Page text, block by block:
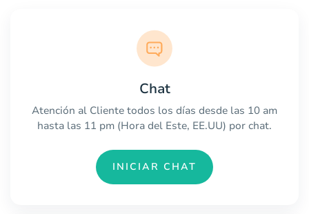
Chat
Atención al Cliente todos los días desde las 10 am
hasta las 11 pm (Hora del Este, EE.UU) por chat.
INICIAR CHAT